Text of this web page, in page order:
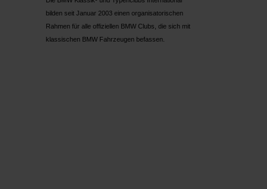
bilden seit Januar 2003 einen organisatorischen
Rahmen für alle offiziellen BMW Clubs, die sich mit
klassischen BMW Fahrzeugen befassen.